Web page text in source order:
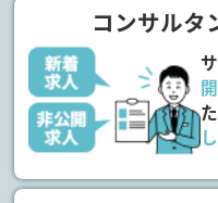
コンサルタ